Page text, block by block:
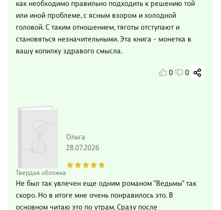
как необходимо правильно подходить к решению той
или иной проблеме, с ясным взором и холодной
головой. С таким отношением, тяготы отступают и
становяться незначительными. Эта книга - монетка в
вашу копилку здравого смысла.
0 0
Твердая обложка
Ольга
28.07.2026
Не был так увлечен еще одним романом "Ведьмы" так
скоро. Но в итоге мне очень понравилось это. В
основном читаю это по утрам. Сразу после